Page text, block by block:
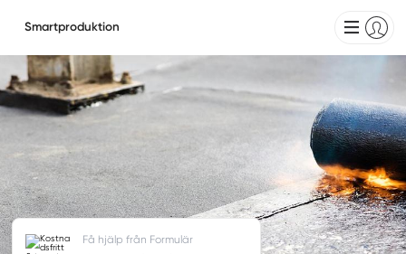
Smartproduktion
Få hjälp från Formulär